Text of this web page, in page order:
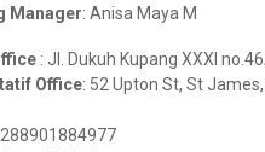
Manager: Anisa Maya M
: Jl. Dukuh Kupang XXXI
Office: 52 Upton St, St